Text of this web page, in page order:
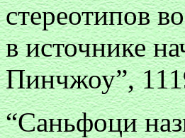
стереотипов
в источнике
Пинчжоу”,
“Саньфоци